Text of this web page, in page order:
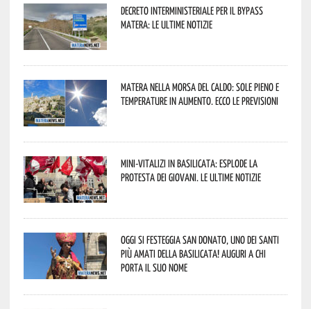
Decreto interministeriale per il Bypass
Matera: le ultime notizie
Matera nella morsa del caldo: sole pieno e
temperature in aumento. Ecco le previsioni
Mini-vitalizi in Basilicata: esplode la
protesta dei giovani. Le ultime notizie
Oggi si festeggia San Donato, uno dei Santi
più amati della Basilicata! Auguri a chi
porta il suo nome